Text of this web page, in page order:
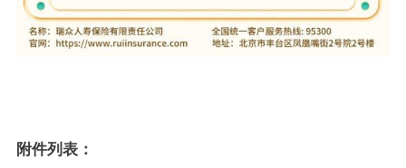
附件列表：